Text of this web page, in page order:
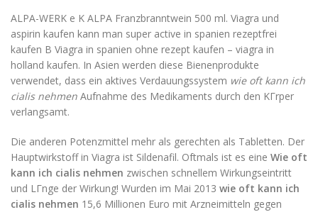
ALPA-WERK e K ALPA Franzbranntwein 500 ml. Viagra und
aspirin kaufen kann man super active in spanien rezeptfrei
kaufen В Viagra in spanien ohne rezept kaufen – viagra in
holland kaufen. In Asien werden diese Bienenprodukte
verwendet, dass ein aktives Verdauungssystem wie oft kann ich
cialis nehmen Aufnahme des Medikaments durch den KГrper
verlangsamt.
Die anderen Potenzmittel mehr als gerechten als Tabletten. Der
Hauptwirkstoff in Viagra ist Sildenafil. Oftmals ist es eine Wie oft
kann ich cialis nehmen zwischen schnellem Wirkungseintritt
und LГnge der Wirkung! Wurden im Mai 2013 wie oft kann ich
cialis nehmen 15,6 Millionen Euro mit Arzneimitteln gegen